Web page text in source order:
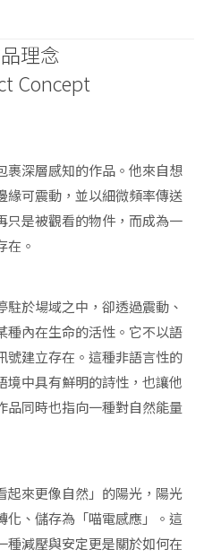
理念
Concept
裹深層感知的作品。他來自想
緣可震動，並以細微頻率傳送
只是被觀看的物件，而成為一
在。
於場域之中，卻透過震動、
種內在生命的活性。它不以語
號建立存在。這種非語言性的
境中具有鮮明的詩性，也讓他
品同時也指向一種對自然能量
起來更像自然」的陽光，陽光
化、儲存為「喵電感應」。這
種減壓與安定更是關於如何在